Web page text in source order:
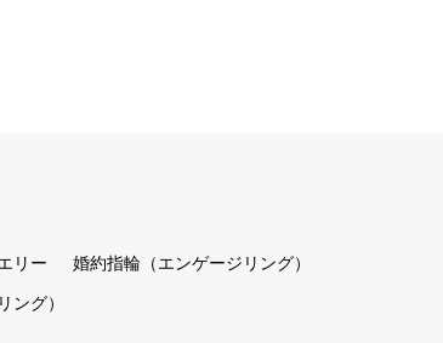
リー 婚約指輪（エンゲージリング）
ング）